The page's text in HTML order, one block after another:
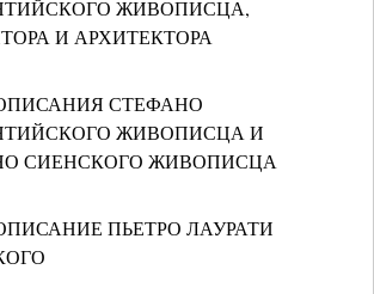
ЖИВОПИСЦА,
И АРХИТЕКТОРА
СТЕФАНО
ЖИВОПИСЦА И
СИЕНСКОГО ЖИВОПИСЦА
ПЬЕТРО ЛАУРАТИ